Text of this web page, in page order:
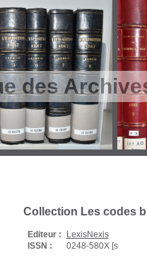
des
Collection Les codes
Editeur :
LexisNexis
ISSN :
0248-580X [s